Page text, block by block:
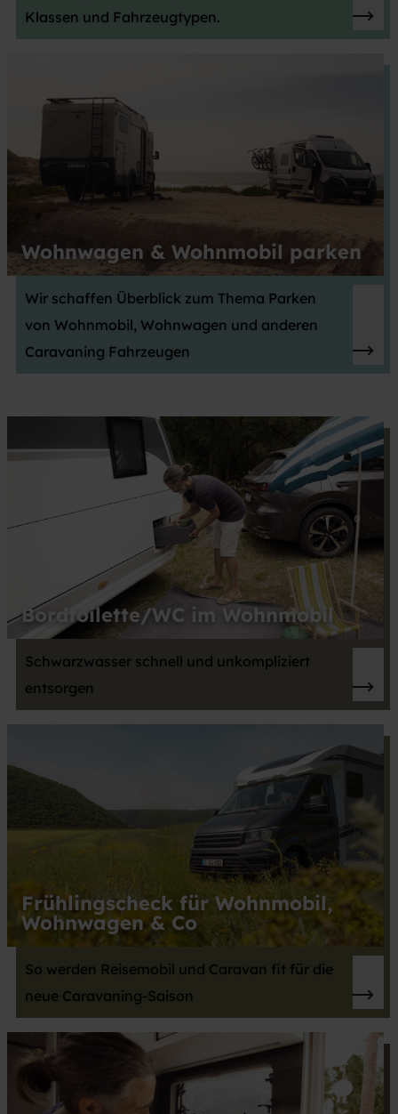
Klassen und Fahrzeugtypen.
Wohnwagen & Wohnmobil parken
Wir schaffen Überblick zum Thema Parken
von Wohnmobil, Wohnwagen und anderen
Caravaning Fahrzeugen
Bordtoilette/WC im Wohnmobil
Schwarzwasser schnell und unkompliziert
entsorgen
Frühlingscheck für Wohnmobil,
Wohnwagen & Co
So werden Reisemobil und Caravan fit für die
neue Caravaning-Saison